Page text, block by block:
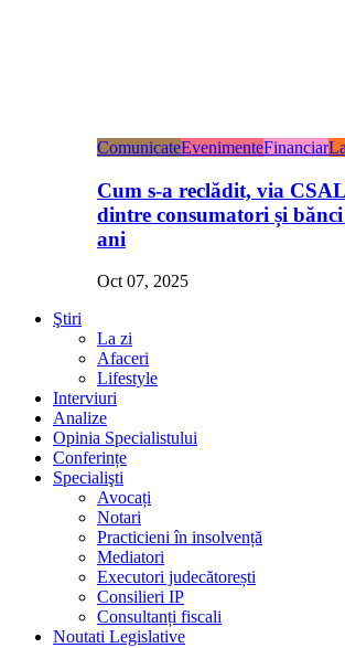
ComunicateEvenimenteFinanciar
Cum s-a reclădit, via
dintre consumatori și
ani
Oct 07, 2025
Ştiri
La zi
Afaceri
Lifestyle
Interviuri
Analize
Opinia Specialistului
Conferințe
Specialişti
Avocați
Notari
Practicieni în insolvență
Mediatori
Executori judecătorești
Consilieri IP
Consultanți fiscali
Noutati Legislative